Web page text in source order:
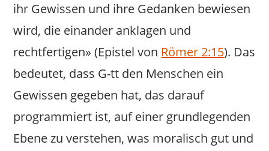
ihr Gewissen und ihre Gedanken bewiesen
wird, die einander anklagen und
rechtfertigen» (Epistel von Römer 2:15). Das
bedeutet, dass G-tt den Menschen ein
Gewissen gegeben hat, das darauf
programmiert ist, auf einer grundlegenden
Ebene zu verstehen, was moralisch gut und